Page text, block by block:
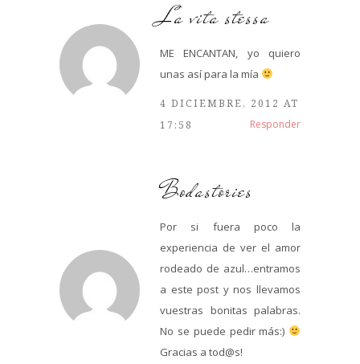
La vita stessa
ME ENCANTAN, yo quiero
unas así para la mía
4 DICIEMBRE, 2012 AT
17:58
Responder
Bodastories
Por si fuera poco la
experiencia de ver el amor
rodeado de azul…entramos
a este post y nos llevamos
vuestras bonitas palabras.
No se puede pedir más:)
Gracias a tod@s!